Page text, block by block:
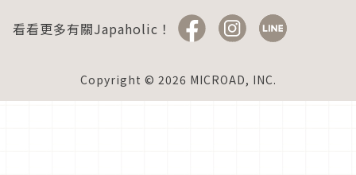
看看更多有關Japaholic！
Copyright © 2026 MICROAD, INC.